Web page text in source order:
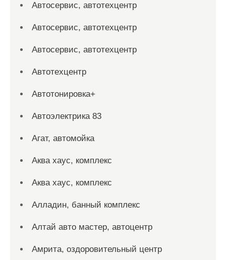
Автосервис, автотехцентр
Автосервис, автотехцентр
Автосервис, автотехцентр
Автотехцентр
Автотонировка+
Автоэлектрика 83
Агат, автомойка
Аква хаус, комплекс
Аква хаус, комплекс
Алладин, банный комплекс
Алтай авто мастер, автоцентр
Амрита, оздоровительный центр